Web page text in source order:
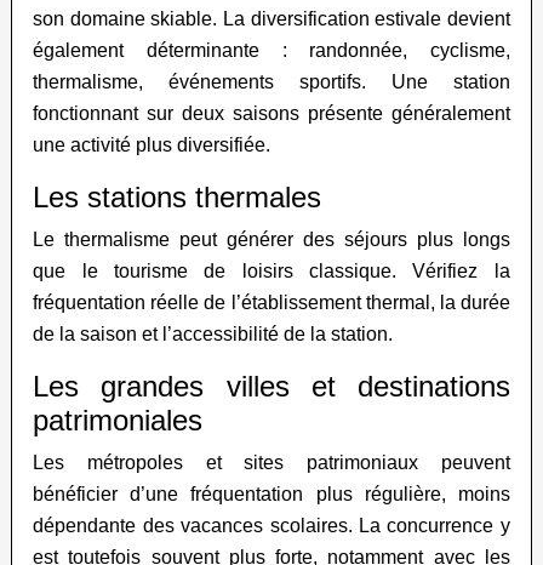
son domaine skiable. La diversification estivale devient
également déterminante : randonnée, cyclisme,
thermalisme, événements sportifs. Une station
fonctionnant sur deux saisons présente généralement
une activité plus diversifiée.
Les stations thermales
Le thermalisme peut générer des séjours plus longs
que le tourisme de loisirs classique. Vérifiez la
fréquentation réelle de l’établissement thermal, la durée
de la saison et l’accessibilité de la station.
Les grandes villes et destinations
patrimoniales
Les métropoles et sites patrimoniaux peuvent
bénéficier d’une fréquentation plus régulière, moins
dépendante des vacances scolaires. La concurrence y
est toutefois souvent plus forte, notamment avec les